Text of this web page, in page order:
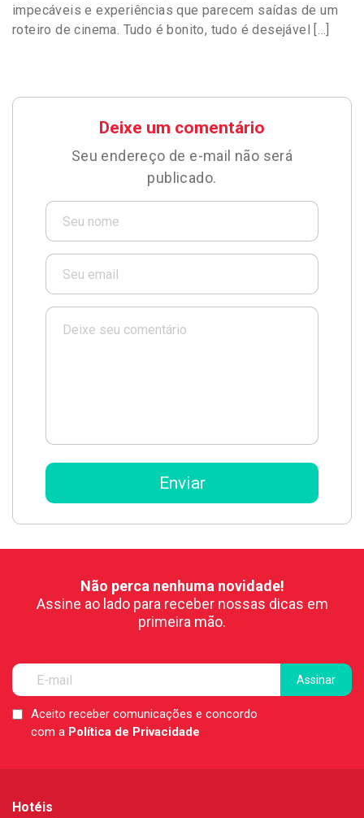
impecáveis e experiências que parecem saídas de um
roteiro de cinema. Tudo é bonito, tudo é desejável […]
Deixe um comentário
Seu endereço de e-mail não será
publicado.
Não perca nenhuma novidade!
Assine ao lado para receber nossas dicas em
primeira mão.
LGPDAceito receber comunicações e concordo
com a Política de Privacidade
Hotéis